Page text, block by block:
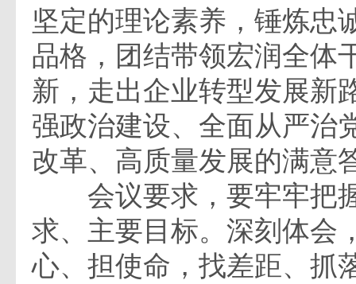
坚定的理论素养，锤炼忠
品格，团结带领宏润全体
新，走出企业转型发展新
强政治建设、全面从严治
改革、高质量发展的满意
会议要求，要牢牢把
求、主要目标。深刻体会
心、担使命，找差距、抓